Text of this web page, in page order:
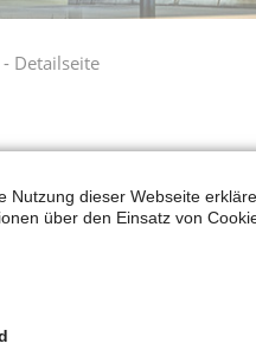
Detailseite
Nutzung dieser Webseite
über den Einsatz von